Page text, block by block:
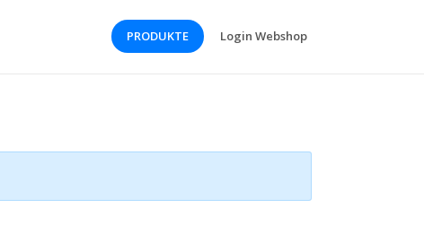
PRODUKTE Login Webshop